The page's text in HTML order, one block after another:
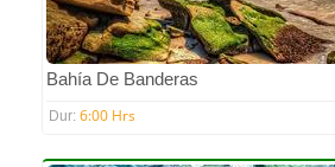
Bahía De Banderas
Dur: 6:00 Hrs